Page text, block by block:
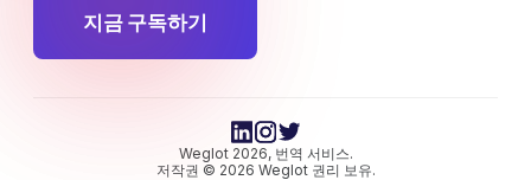
지금 구독하기
Weglot 2026, 번역 서비스.
저작권 © 2026 Weglot 권리 보유.